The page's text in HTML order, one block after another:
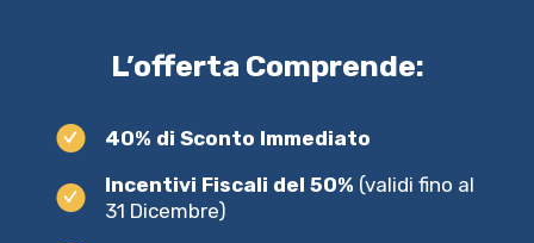
L’offerta Comprende:
40% di Sconto Immediato
Incentivi Fiscali del 50% (validi fino al
31 Dicembre)